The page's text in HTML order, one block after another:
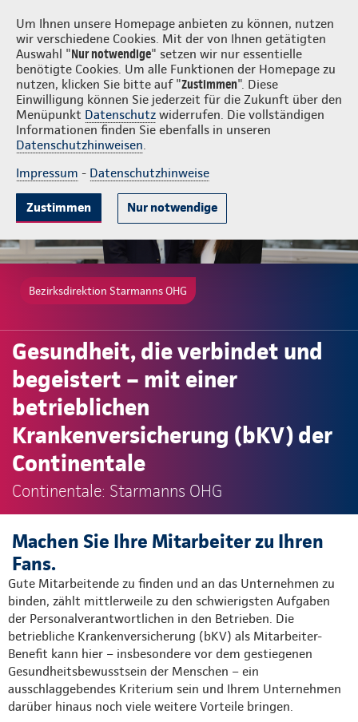
Um Ihnen unsere Homepage anbieten zu können, nutzen
wir verschiedene Cookies. Mit der von Ihnen getätigten
Auswahl "Nur notwendige" setzen wir nur essentielle
benötigte Cookies. Um alle Funktionen der Homepage zu
nutzen, klicken Sie bitte auf "Zustimmen". Diese
Einwilligung können Sie jederzeit für die Zukunft über den
Menüpunkt Datenschutz widerrufen. Die vollständigen
Informationen finden Sie ebenfalls in unseren
Datenschutzhinweisen.
Impressum - Datenschutzhinweise
Zustimmen Nur notwendige
Starmanns OHG Login
Gute Gründe Tarife & Leistungen Wissenswertes Beratung &
Bezirksdirektion Starmanns OHG
Gesundheit, die verbindet und
begeistert – mit einer
betrieblichen
Krankenversicherung (bKV) der
Continentale
Continentale: Starmanns OHG
Machen Sie Ihre Mitarbeiter zu Ihren
Fans.
Gute Mitarbeitende zu finden und an das Unternehmen zu
binden, zählt mittlerweile zu den schwierigsten Aufgaben
der Personalverantwortlichen in den Betrieben. Die
betriebliche Krankenversicherung (bKV) als Mitarbeiter-
Benefit kann hier – insbesondere vor dem gestiegenen
Gesundheitsbewusstsein der Menschen – ein
ausschlaggebendes Kriterium sein und Ihrem Unternehmen
darüber hinaus noch viele weitere Vorteile bringen.